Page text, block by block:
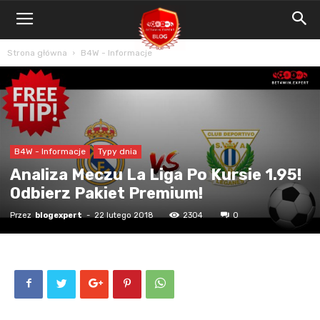
Blog
Strona główna B4W - Informacje
B4W - Informacje Typy dnia
Analiza Meczu La Liga Po Kursie 1.95!
Odbierz Pakiet Premium!
Przez blogexpert - 22 lutego 2018 2304 0